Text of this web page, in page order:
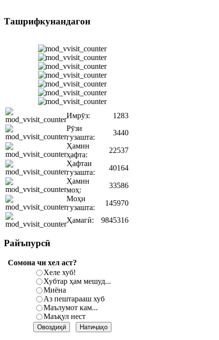
Ташрифкунандагон
Имрӯз:
1283
Рӯзи
гузашта:
3440
Ҳамин
ҳафта:
22537
Ҳафтаи
гузашта:
40164
Ҳамин
моҳ:
33586
Моҳи
гузашта:
145970
Ҳамагӣ: 9845316
Райъпурсӣ
Сомона чи хел аст?
Хеле хуб!
Хубтар ҳам мешуд...
Миёна
Аз пештарааш хуб
Маълумот кам...
Маъқул нест